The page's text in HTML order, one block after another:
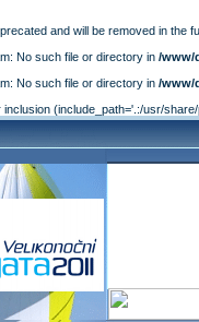
and will be removed in the
No such file or directory in /www/
No such file or directory in /www/
(include_path='.:/usr/